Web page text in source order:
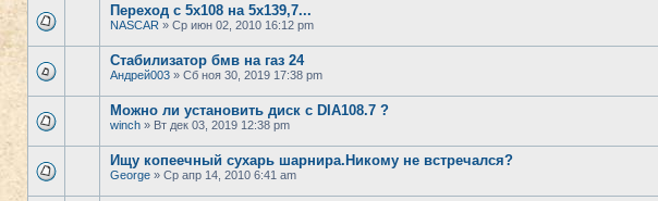
Переход с 5х108 на 5х139,7...
NASCAR » Ср июн 02, 2010 16:12 pm
Стабилизатор бмв на газ 24
Андрей003 » Сб ноя 30, 2019 17:38 pm
Можно ли установить диск с DIA108.7 ?
winch » Вт дек 03, 2019 12:38 pm
Ищу копеечный сухарь шарнира.Никому не встречался?
George » Ср апр 14, 2010 6:41 am